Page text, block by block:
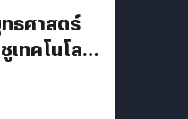
ทธศาสตร์
เทคโนโลยี